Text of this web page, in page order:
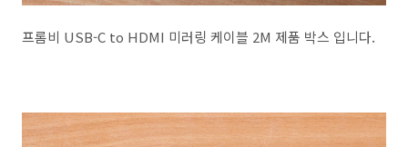
프롬비 USB-C to HDMI 미러링 케이블 2M 제품 박스 입니다.